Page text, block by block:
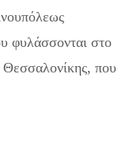
φυλάσσονται στο
που